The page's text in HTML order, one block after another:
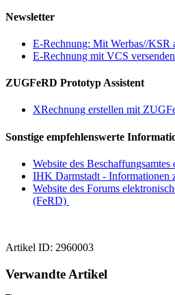
Newsletter
E-Rechnung: Mit Werbas//KSR
E-Rechnung mit VCS
ZUGFeRD Prototyp Assistent
XRechnung erstellen mit
Sonstige empfehlenswerte
Website des
IHK Darmstadt - Informationen
Website des Forums
(FeRD)
Artikel ID: 2960003
Verwandte Artikel